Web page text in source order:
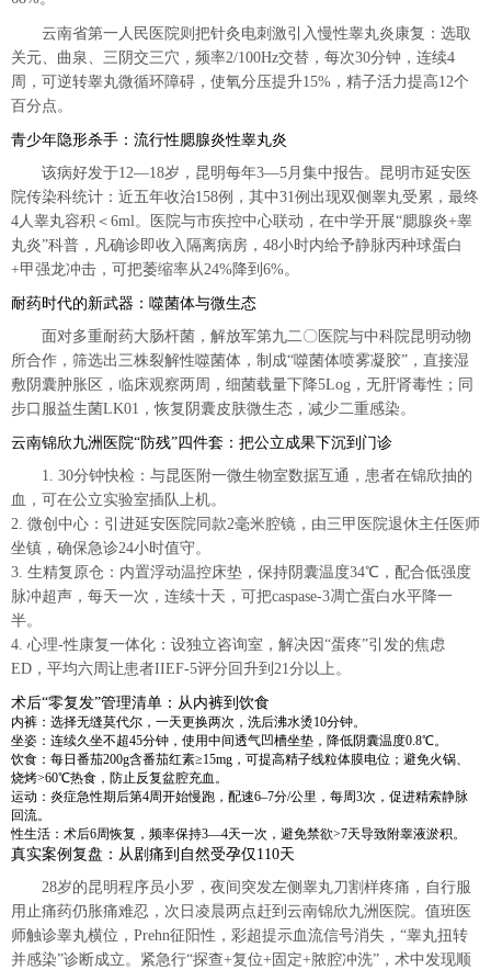
云南省第一人民医院则把针灸电刺激引入慢性睾丸炎康复：选取
关元、曲泉、三阴交三穴，频率2/100Hz交替，每次30分钟，连续4
周，可逆转睾丸微循环障碍，使氧分压提升15%，精子活力提高12个
百分点。
青少年隐形杀手：流行性腮腺炎性睾丸炎
该病好发于12—18岁，昆明每年3—5月集中报告。昆明市延安医
院传染科统计：近五年收治158例，其中31例出现双侧睾丸受累，最终
4人睾丸容积＜6ml。医院与市疾控中心联动，在中学开展“腮腺炎+睾
丸炎”科普，凡确诊即收入隔离病房，48小时内给予静脉丙种球蛋白
+甲强龙冲击，可把萎缩率从24%降到6%。
耐药时代的新武器：噬菌体与微生态
面对多重耐药大肠杆菌，解放军第九二〇医院与中科院昆明动物
所合作，筛选出三株裂解性噬菌体，制成“噬菌体喷雾凝胶”，直接湿
敷阴囊肿胀区，临床观察两周，细菌载量下降5Log，无肝肾毒性；同
步口服益生菌LK01，恢复阴囊皮肤微生态，减少二重感染。
云南锦欣九洲医院“防残”四件套：把公立成果下沉到门诊
1. 30分钟快检：与昆医附一微生物室数据互通，患者在锦欣抽的
血，可在公立实验室插队上机。
2. 微创中心：引进延安医院同款2毫米腔镜，由三甲医院退休主任医师
坐镇，确保急诊24小时值守。
3. 生精复原仓：内置浮动温控床垫，保持阴囊温度34℃，配合低强度
脉冲超声，每天一次，连续十天，可把caspase-3凋亡蛋白水平降一
半。
4. 心理-性康复一体化：设独立咨询室，解决因“蛋疼”引发的焦虑
ED，平均六周让患者IIEF-5评分回升到21分以上。
术后“零复发”管理清单：从内裤到饮食
内裤：选择无缝莫代尔，一天更换两次，洗后沸水烫10分钟。
坐姿：连续久坐不超45分钟，使用中间透气凹槽坐垫，降低阴囊温度0.8℃。
饮食：每日番茄200g含番茄红素≥15mg，可提高精子线粒体膜电位；避免火锅、
烧烤>60℃热食，防止反复盆腔充血。
运动：炎症急性期后第4周开始慢跑，配速6–7分/公里，每周3次，促进精索静脉
回流。
性生活：术后6周恢复，频率保持3—4天一次，避免禁欲>7天导致附睾液淤积。
真实案例复盘：从剧痛到自然受孕仅110天
28岁的昆明程序员小罗，夜间突发左侧睾丸刀割样疼痛，自行服
用止痛药仍胀痛难忍，次日凌晨两点赶到云南锦欣九洲医院。值班医
师触诊睾丸横位，Prehn征阳性，彩超提示血流信号消失，“睾丸扭转
并感染”诊断成立。紧急行“探查+复位+固定+脓腔冲洗”，术中发现顺